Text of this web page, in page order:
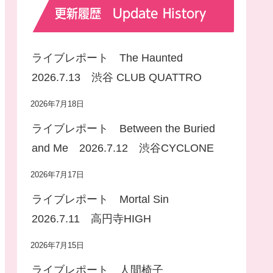
更新履歴 Update History
ライブレポート The Haunted
2026.7.13 渋谷 CLUB QUATTRO
2026年7月18日
ライブレポート Between the Buried
and Me 2026.7.12 渋谷CYCLONE
2026年7月17日
ライブレポート Mortal Sin
2026.7.11 高円寺HIGH
2026年7月15日
ライブレポート 人間椅子